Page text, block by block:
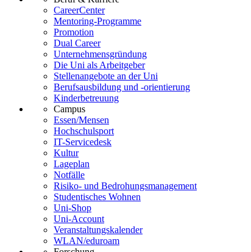
CareerCenter
Mentoring-Programme
Promotion
Dual Career
Unternehmensgründung
Die Uni als Arbeitgeber
Stellenangebote an der Uni
Berufsausbildung und -orientierung
Kinderbetreuung
Campus
Essen/Mensen
Hochschulsport
IT-Servicedesk
Kultur
Lageplan
Notfälle
Risiko- und Bedrohungsmanagement
Studentisches Wohnen
Uni-Shop
Uni-Account
Veranstaltungskalender
WLAN/eduroam